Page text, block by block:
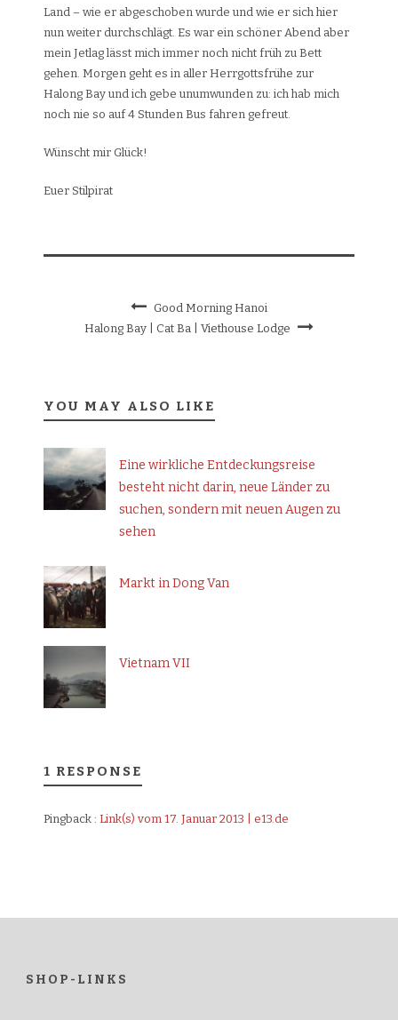
Land – wie er abgeschoben wurde und wie er sich hier
nun weiter durchschlägt. Es war ein schöner Abend aber
mein Jetlag lässt mich immer noch nicht früh zu Bett
gehen. Morgen geht es in aller Herrgottsfrühe zur
Halong Bay und ich gebe unumwunden zu: ich hab mich
noch nie so auf 4 Stunden Bus fahren gefreut.
Wünscht mir Glück!
Euer Stilpirat
Good Morning Hanoi
Halong Bay | Cat Ba | Viethouse Lodge
YOU MAY ALSO LIKE
Eine wirkliche Entdeckungsreise
besteht nicht darin, neue Länder zu
suchen, sondern mit neuen Augen zu
sehen
Markt in Dong Van
Vietnam VII
1 RESPONSE
Pingback : Link(s) vom 17. Januar 2013 | e13.de
SHOP-LINKS